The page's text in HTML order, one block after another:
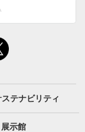
テナビリティ
示館